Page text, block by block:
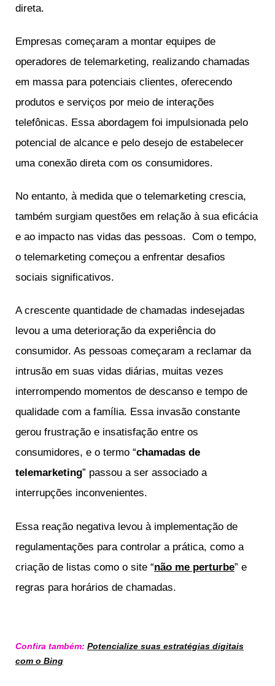
direta.
Empresas começaram a montar equipes de
operadores de telemarketing, realizando chamadas
em massa para potenciais clientes, oferecendo
produtos e serviços por meio de interações
telefônicas. Essa abordagem foi impulsionada pelo
potencial de alcance e pelo desejo de estabelecer
uma conexão direta com os consumidores.
No entanto, à medida que o telemarketing crescia,
também surgiam questões em relação à sua eficácia
e ao impacto nas vidas das pessoas. Com o tempo,
o telemarketing começou a enfrentar desafios
sociais significativos.
A crescente quantidade de chamadas indesejadas
levou a uma deterioração da experiência do
consumidor. As pessoas começaram a reclamar da
intrusão em suas vidas diárias, muitas vezes
interrompendo momentos de descanso e tempo de
qualidade com a família. Essa invasão constante
gerou frustração e insatisfação entre os
consumidores, e o termo “chamadas de
telemarketing” passou a ser associado a
interrupções inconvenientes.
Essa reação negativa levou à implementação de
regulamentações para controlar a prática, como a
criação de listas como o site “não me perturbe” e
regras para horários de chamadas.
Confira também: Potencialize suas estratégias digitais
com o Bing